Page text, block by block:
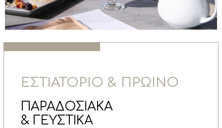
ΕΣΤΙΑΤΟΡΙΟ & ΠΡΩΙΝΟ
ΠΑΡΑΔΟΣΙΑΚΑ
& ΓΕΥΣΤΙΚΑ